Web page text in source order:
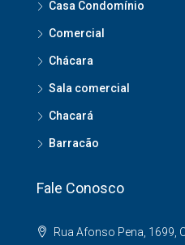
Casa Condomínio
Comercial
Chácara
Sala comercial
Chacará
Barracão
Fale Conosco
Rua Afonso Pena, 1699,